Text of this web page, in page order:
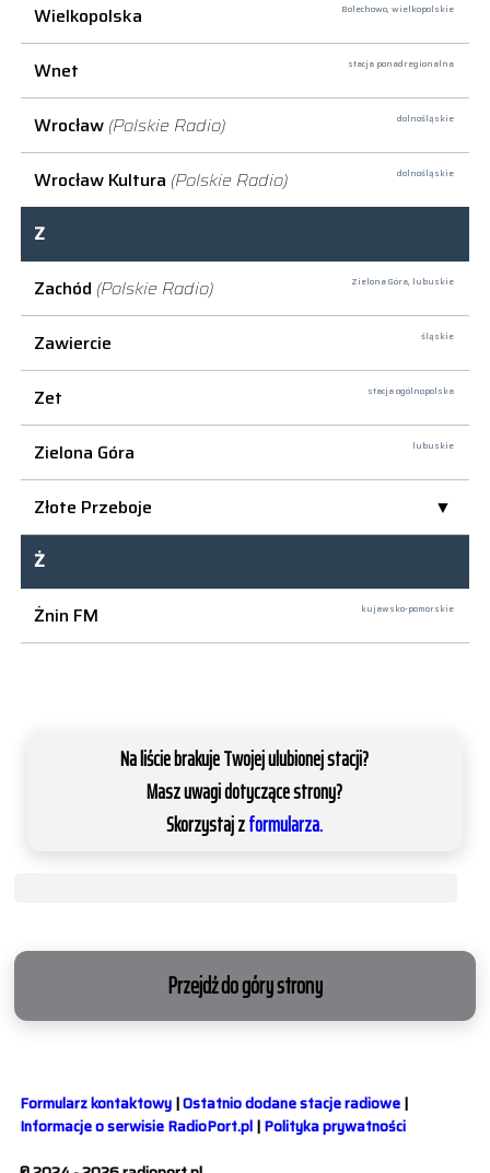
Wielkopolska Bolechowo, wielkopolskie
Wnet stacja ponadregionalna
Wrocław (Polskie Radio) dolnośląskie
Wrocław Kultura (Polskie Radio) dolnośląskie
Z
Zachód (Polskie Radio) Zielona Góra, lubuskie
Zawiercie śląskie
Zet stacja ogólnopolska
Zielona Góra lubuskie
Złote Przeboje
Ż
Żnin FM
kujawsko-pomorskie
Na liście brakuje Twojej ulubionej stacji?
Masz uwagi dotyczące strony?
Skorzystaj zformularza.
Przejdź do góry strony
Formularz kontaktowy|Ostatnio dodane stacje radiowe|
Informacje o serwisie RadioPort.pl|Polityka prywatności